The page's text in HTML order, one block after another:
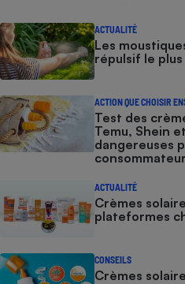
ACTUALITÉ
Les
répulsif le
ACTION QUE CHOISIR
Test des
Temu, Shein
dangereuses
ACTUALITÉ
Crèmes
plateformes
CONSEILS
Crèmes